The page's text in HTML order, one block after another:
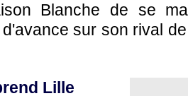
Blanche de se
sur son rival
Lille